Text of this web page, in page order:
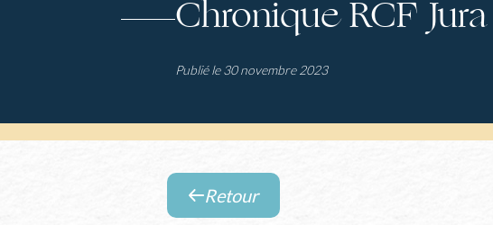
Chronique RCF
Publié le 30 novembre 2023
Retour
Retour